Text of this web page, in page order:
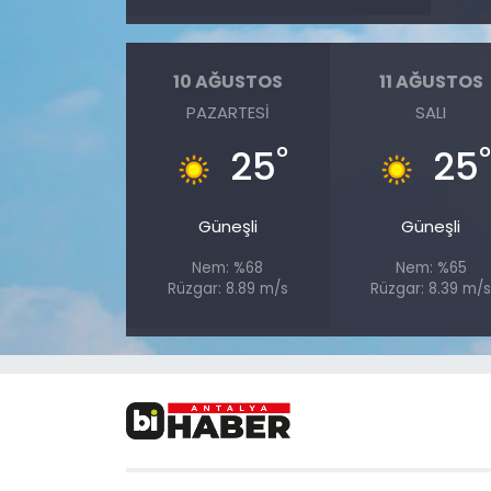
10 AĞUSTOS
PAZARTESI
25°
Güneşli
Nem: %68
Rüzgar: 8.89 m/s
11 AĞUSTOS
SALI
25°
Güneşli
Nem: %65
Rüzgar: 8.39 m/s